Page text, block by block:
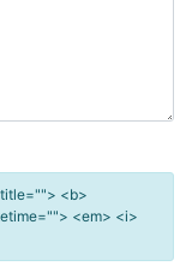
<b>
<em> <i>